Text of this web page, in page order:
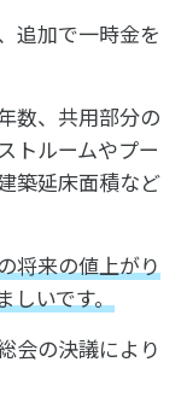
追加で一時金を
数、共用部分の
トルームやプー
築延床面積など
将来の値上がり
しいです。
会の決議により